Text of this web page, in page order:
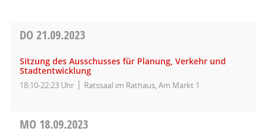
DO 21.09.2023
Sitzung des Ausschusses für Planung, Verkehr und
Stadtentwicklung
18:10-22:23 Uhr Ratssaal im Rathaus, Am Markt 1
MO 18.09.2023